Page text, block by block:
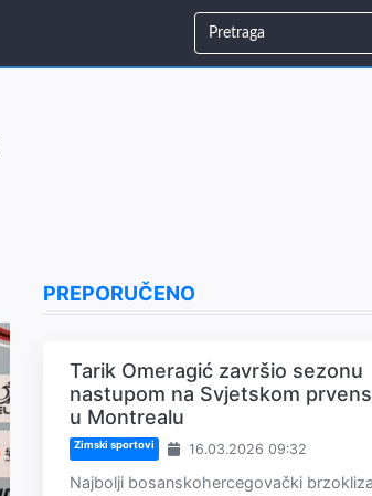
PREPORUČENO
Tarik Omeragić završio sezonu
nastupom na Svjetskom
u Montrealu
Zimski sportovi 16.03.2026 09:32
Najbolji bosanskohercegovački